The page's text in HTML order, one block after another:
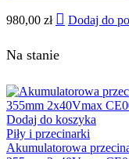
980,00 zł Dodaj do
Na stanie
Dodaj do koszyka
Piły i przecinarki
Akumulatorowa